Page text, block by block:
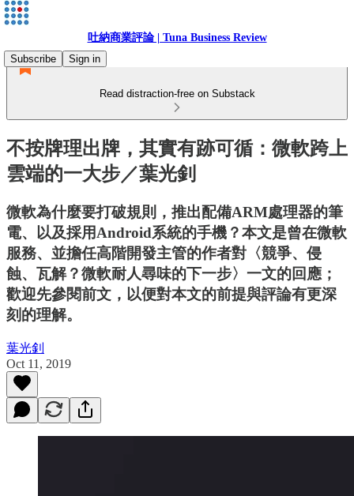
吐納商業評論 | Tuna Business Review
Subscribe
Sign in
Read distraction-free on Substack
不按牌理出牌，其實有跡可循：微軟跨上
雲端的一大步／葉光釗
微軟為什麼要打破規則，推出配備ARM處理器的筆
電、以及採用Android系統的手機？本文是曾在微軟
服務、並擔任高階開發主管的作者對〈競爭、侵
蝕、瓦解？微軟耐人尋味的下一步〉一文的回應；
歡迎先參閱前文，以便對本文的前提與評論有更深
刻的理解。
葉光釗
Oct 11, 2019